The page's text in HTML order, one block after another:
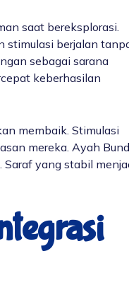
saat bereksplorasi.
stimulasi berjalan
sebagai sarana
keberhasilan
membaik. Stimulasi
mereka. Ayah
Saraf yang stabil